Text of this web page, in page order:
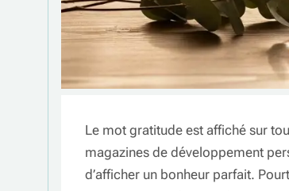
Le mot gratitude est affiché sur
magazines de développement
d’afficher un bonheur parfait.